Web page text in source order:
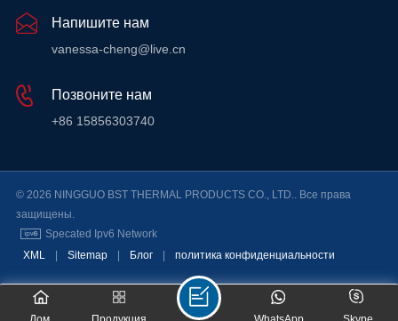
Напишите нам
vanessa-cheng@live.cn
Позвоните нам
+86 15856303740
© 2026 NINGGUO BST THERMAL PRODUCTS CO., LTD.. Все права
защищены.
Specated Ipv6 Network
XML
| Sitemap | Блог | политика конфиденциальности